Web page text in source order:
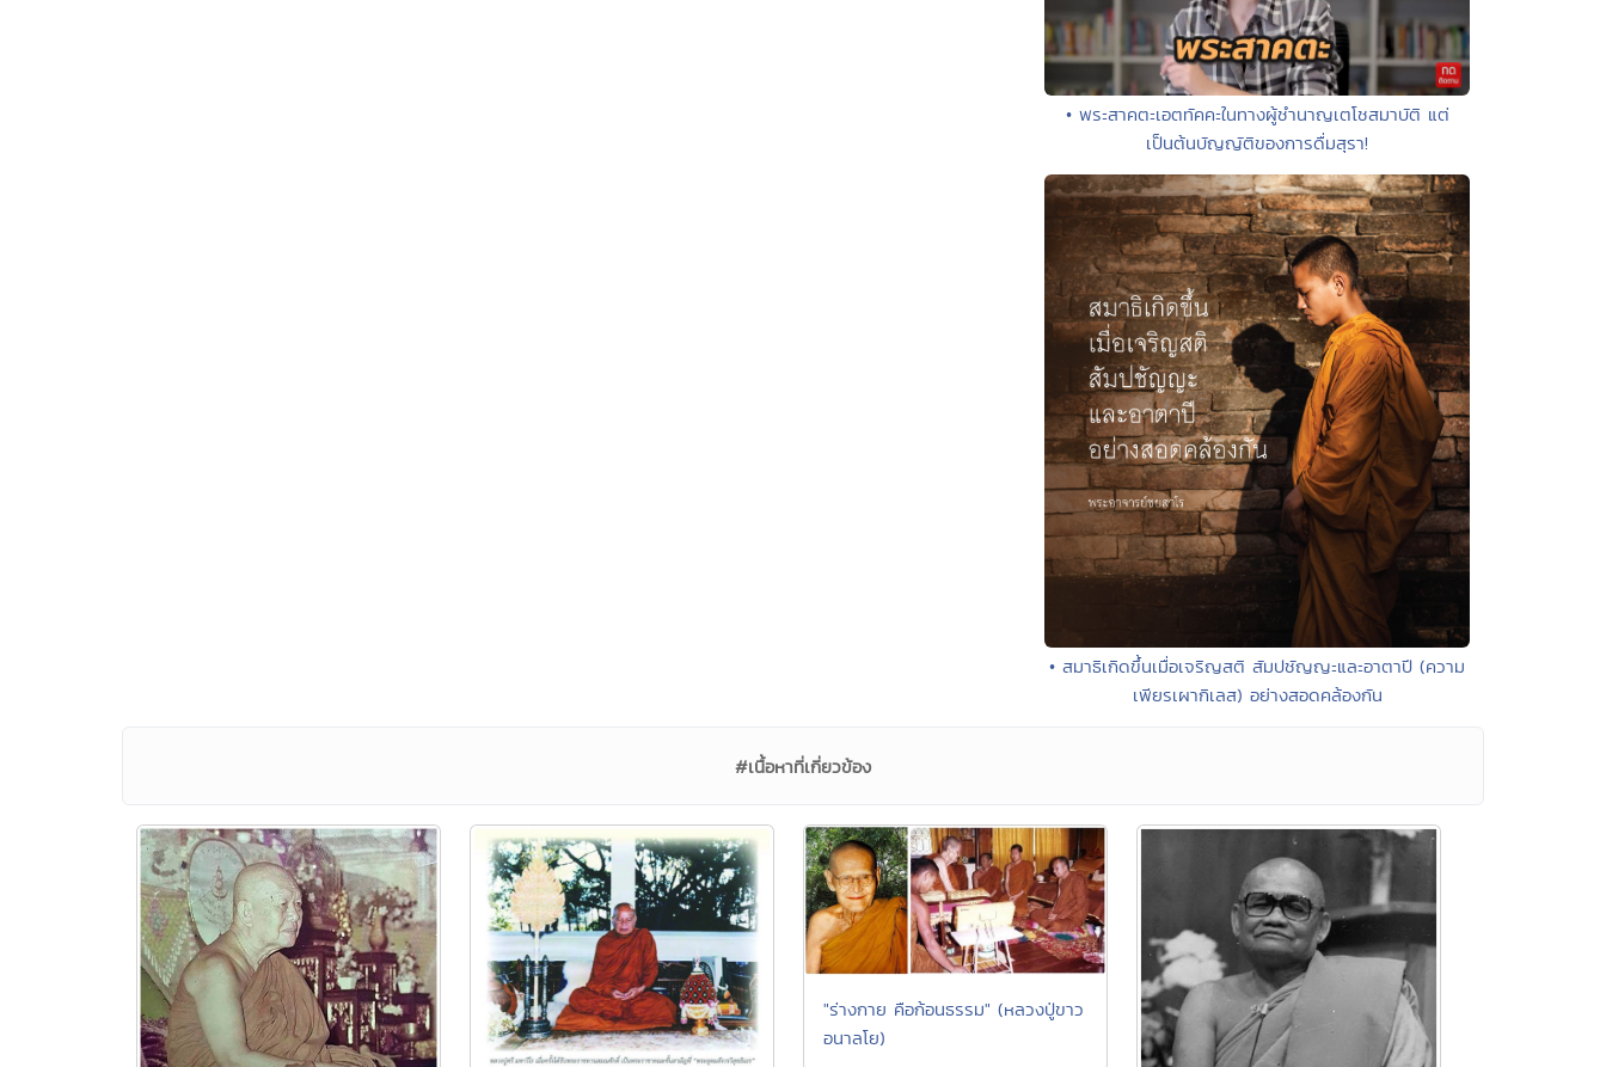
• พระสาคตะเอตทัคคะในทางผู้ชำนาญเตโชสมาบัติ แต่
เป็นต้นบัญญัติของการดื่มสุรา!
• สมาธิเกิดขึ้นเมื่อเจริญสติ สัมปชัญญะและอาตาปี (ความ
เพียรเผากิเลส) อย่างสอดคล้องกัน
#เนื้อหาที่เกี่ยวข้อง
"ร่างกาย คือก้อนธรรม" (หลวงปู่ขาว
อนาลโย)